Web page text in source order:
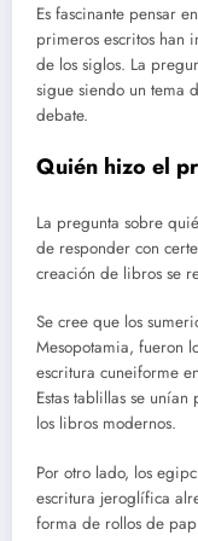
Es fascinante pensar
primeros escritos han
de los siglos. La
sigue siendo un tema
debate.
Quién hizo el
La pregunta sobre
de responder con
creación de libros se
Se cree que los
Mesopotamia, fueron
escritura cuneiforme
Estas tablillas se
los libros modernos.
Por otro lado, los
escritura jeroglífica
forma de rollos de